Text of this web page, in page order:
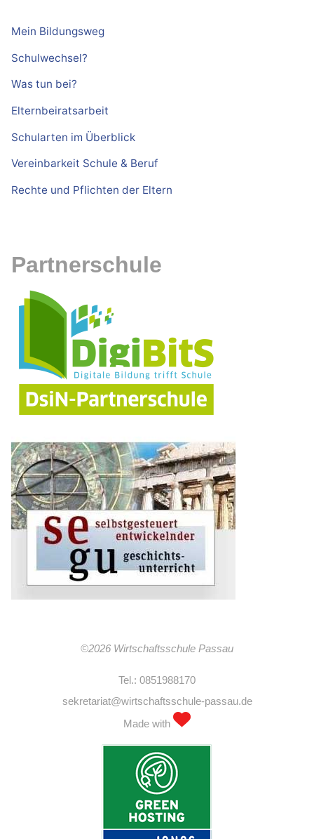
Mein Bildungsweg
Schulwechsel?
Was tun bei?
Elternbeiratsarbeit
Schularten im Überblick
Vereinbarkeit Schule & Beruf
Rechte und Pflichten der Eltern
Partnerschule
©2026 Wirtschaftsschule Passau
Tel.: 0851988170
sekretariat@wirtschaftsschule-passau.de
Made with